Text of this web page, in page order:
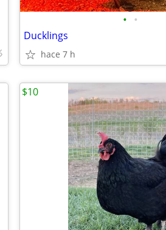
• •
Ducklings
hace 7 h
$10